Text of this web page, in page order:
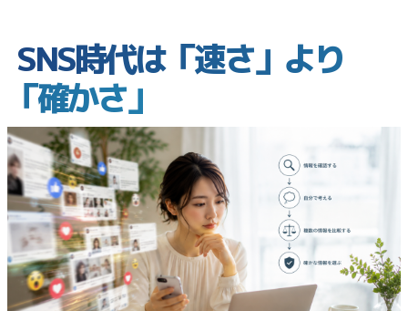
SNS時代は「速さ」より
「確かさ」